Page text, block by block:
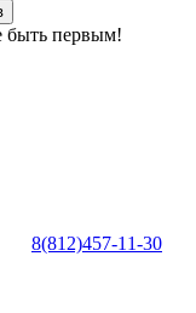
быть первым!
8(812)457-11-30